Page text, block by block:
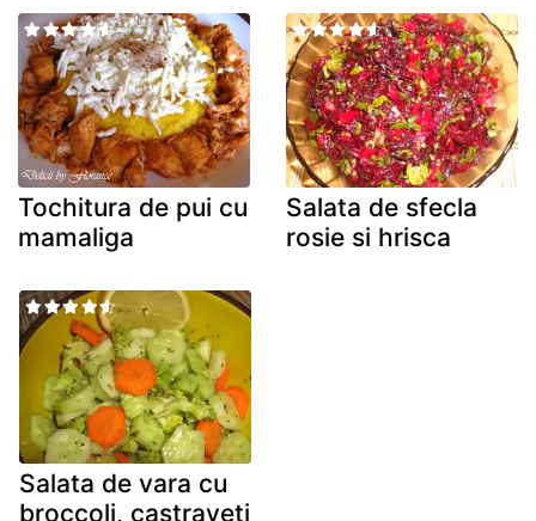
Tochitura de pui cu
mamaliga
Salata de sfecla
rosie si hrisca
Salata de vara cu
broccoli, castraveti